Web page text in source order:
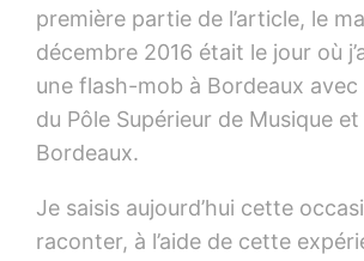
première partie de l’article, le
décembre 2016 était le jour où
une flash-mob à Bordeaux avec
du Pôle Supérieur de Musique
Bordeaux.
Je saisis aujourd’hui cette
raconter, à l’aide de cette